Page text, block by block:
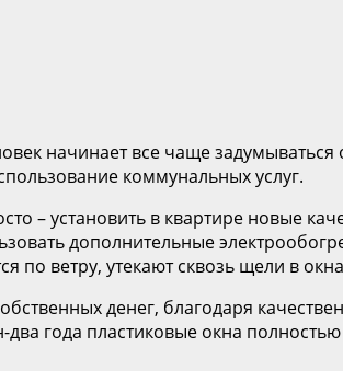
начинает все чаще
коммунальных услуг.
– установить в квартире новые
дополнительные
по ветру, утекают сквозь щели в
денег, благодаря
года пластиковые окна